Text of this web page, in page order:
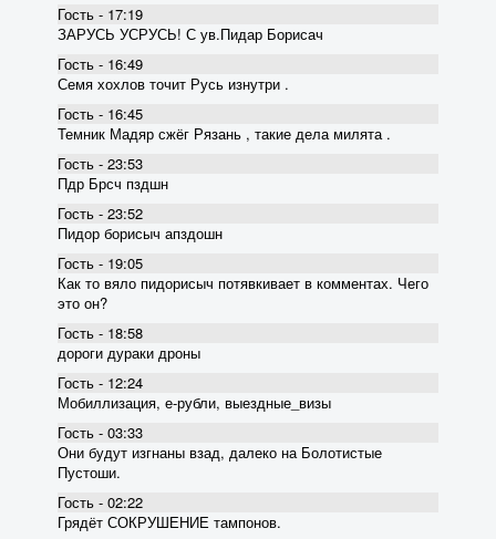
Гость - 17:19
ЗАРУСЬ УСРУСЬ! С ув.Пидар Борисач
Гость - 16:49
Семя хохлов точит Русь изнутри .
Гость - 16:45
Темник Мадяр сжёг Рязань , такие дела милята .
Гость - 23:53
Пдр Брсч пздшн
Гость - 23:52
Пидор борисыч апздошн
Гость - 19:05
Как то вяло пидорисыч потявкивает в комментах. Чего
это он?
Гость - 18:58
дороги дураки дроны
Гость - 12:24
Мобиллизация, е-рубли, выездные_визы
Гость - 03:33
Они будут изгнаны взад, далеко на Болотистые
Пустоши.
Гость - 02:22
Грядёт СОКРУШЕНИЕ тампонов.